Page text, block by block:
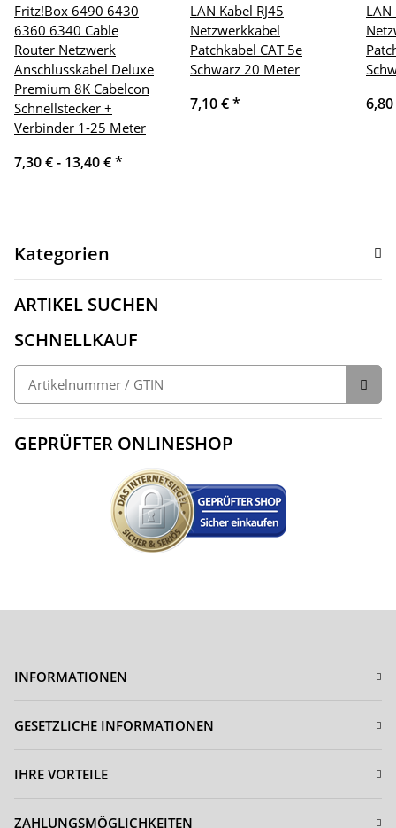
Fritz!Box 6490 6430
6360 6340 Cable
Router Netzwerk
Anschlusskabel Deluxe
Premium 8K Cabelcon
Schnellstecker +
Verbinder 1-25 Meter
7,30 € - 13,40 €*
LAN Kabel RJ45
Netzwerkkabel
Patchkabel CAT 5e
Schwarz 20 Meter
7,10 €*
LAN
Kategorien
ARTIKEL SUCHEN
SCHNELLKAUF
GEPRÜFTER ONLINESHOP
INFORMATIONEN
GESETZLICHE INFORMATIONEN
IHRE VORTEILE
ZAHLUNGSMÖGLICHKEITEN